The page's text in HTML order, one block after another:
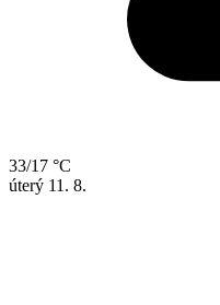
33/17 °C
úterý 11. 8.